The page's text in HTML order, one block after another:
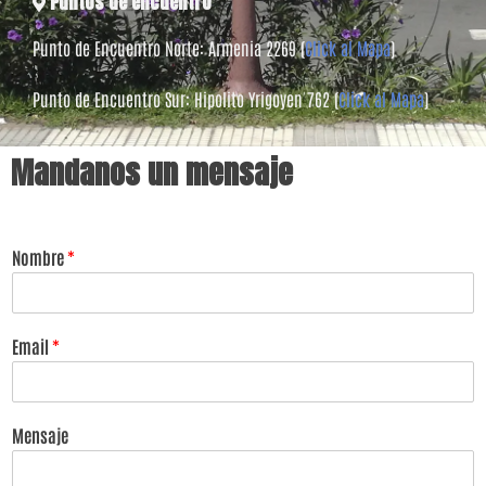
Punto de Encuentro Norte: Armenia 2269 (Click al Mapa)
Punto de Encuentro Sur: Hipolito Yrigoyen 762 (Click al Mapa)
Mandanos un mensaje
Nombre*
Email *
Mensaje